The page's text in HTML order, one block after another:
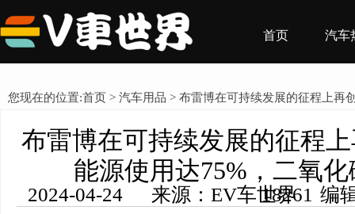
首页 汽车
您现在的位置:首页 > 汽车用品 > 布雷博在可持续发展的征程上再
碳排放量下降
布雷博在可持续发展的征程
能源使用达75%，二氧
2024-04-24 来源：EV车世界 编辑：王希然 浏览量： 18261